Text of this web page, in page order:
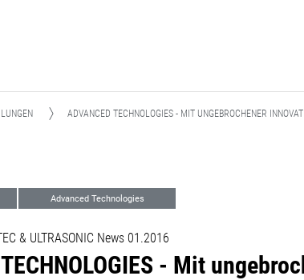
ADVANCED TECHNOLOGIES - MIT UNGEBROCHENER
Advanced Technologies
& ULTRASONIC News 01.2016
TECHNOLOGIES - Mit